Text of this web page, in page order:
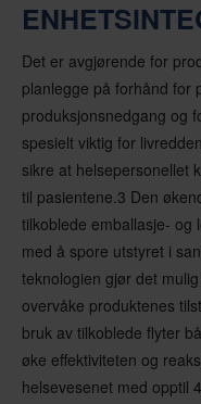
Det er avgjørende for
planlegge på forhånd for
produksjonsnedgang og
spesielt viktig for
sikre at helsepersonellet
til pasientene.3 Den
tilkoblede emballasje- og
med å spore utstyret i
teknologien gjør det
overvåke produktenes
bruk av tilkoblede flyter
øke effektiviteten og
helsevesenet med opptil